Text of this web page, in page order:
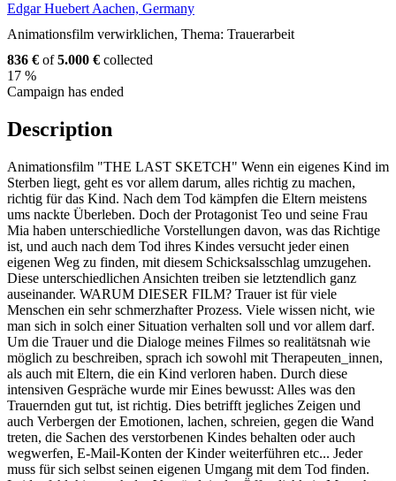
Edgar HuebertAachen, Germany
Animationsfilm verwirklichen, Thema: Trauerarbeit
836 € of5.000 € collected
17 %
Campaign has ended
Description
Animationsfilm "THE LAST SKETCH" Wenn ein eigenes Kind im
Sterben liegt, geht es vor allem darum, alles richtig zu machen,
richtig für das Kind. Nach dem Tod kämpfen die Eltern meistens
ums nackte Überleben. Doch der Protagonist Teo und seine Frau
Mia haben unterschiedliche Vorstellungen davon, was das Richtige
ist, und auch nach dem Tod ihres Kindes versucht jeder einen
eigenen Weg zu finden, mit diesem Schicksalsschlag umzugehen.
Diese unterschiedlichen Ansichten treiben sie letztendlich ganz
auseinander. WARUM DIESER FILM? Trauer ist für viele
Menschen ein sehr schmerzhafter Prozess. Viele wissen nicht, wie
man sich in solch einer Situation verhalten soll und vor allem darf.
Um die Trauer und die Dialoge meines Filmes so realitätsnah wie
möglich zu beschreiben, sprach ich sowohl mit Therapeuten_innen,
als auch mit Eltern, die ein Kind verloren haben. Durch diese
intensiven Gespräche wurde mir Eines bewusst: Alles was den
Trauernden gut tut, ist richtig. Dies betrifft jegliches Zeigen und
auch Verbergen der Emotionen, lachen, schreien, gegen die Wand
treten, die Sachen des verstorbenen Kindes behalten oder auch
wegwerfen, E-Mail-Konten der Kinder weiterführen etc... Jeder
muss für sich selbst seinen eigenen Umgang mit dem Tod finden.